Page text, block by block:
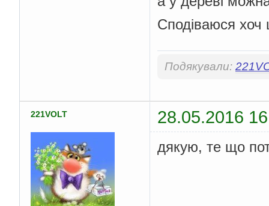
Сподіваюся хоч
Подякували:
221VOLT 28.05.2016
дякую, те що